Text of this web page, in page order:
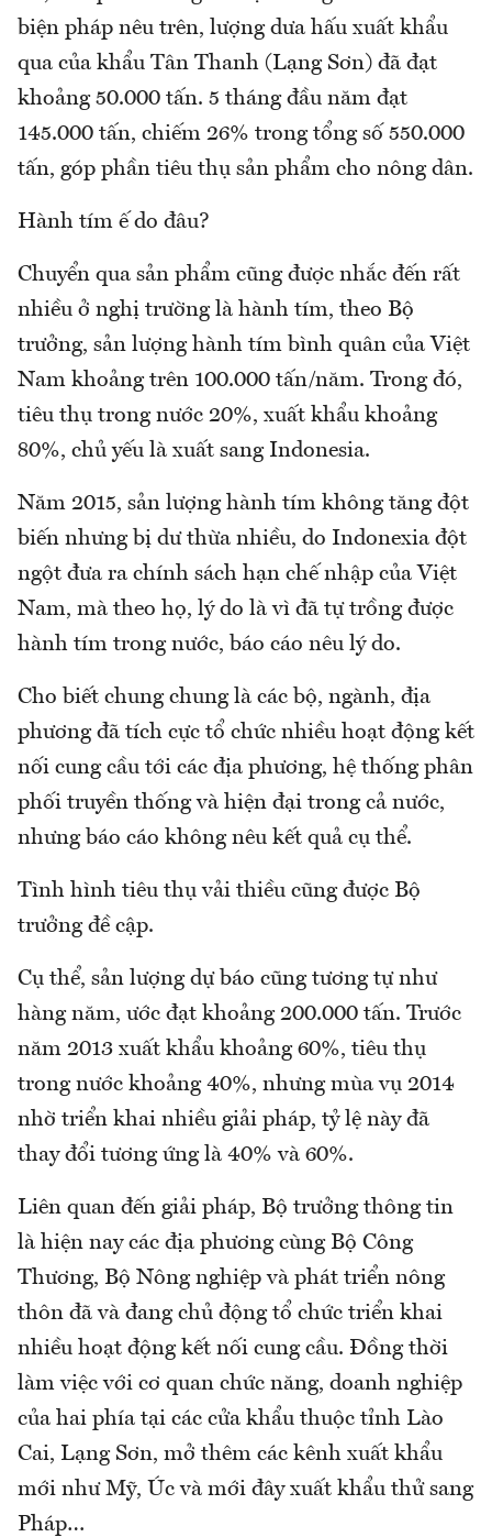
biện pháp nêu trên, lượng dưa hấu xuất khẩu
qua của khẩu Tân Thanh (Lạng Sơn) đã đạt
khoảng 50.000 tấn. 5 tháng đầu năm đạt
145.000 tấn, chiếm 26% trong tổng số 550.000
tấn, góp phần tiêu thụ sản phẩm cho nông dân.
Hành tím ế do đâu?
Chuyển qua sản phẩm cũng được nhắc đến rất
nhiều ở nghị trường là hành tím, theo Bộ
trưởng, sản lượng hành tím bình quân của Việt
Nam khoảng trên 100.000 tấn/năm. Trong đó,
tiêu thụ trong nước 20%, xuất khẩu khoảng
80%, chủ yếu là xuất sang Indonesia.
Năm 2015, sản lượng hành tím không tăng đột
biến nhưng bị dư thừa nhiều, do Indonexia đột
ngột đưa ra chính sách hạn chế nhập của Việt
Nam, mà theo họ, lý do là vì đã tự trồng được
hành tím trong nước, báo cáo nêu lý do.
Cho biết chung chung là các bộ, ngành, địa
phương đã tích cực tổ chức nhiều hoạt động kết
nối cung cầu tới các địa phương, hệ thống phân
phối truyền thống và hiện đại trong cả nước,
nhưng báo cáo không nêu kết quả cụ thể.
Tình hình tiêu thụ vải thiều cũng được Bộ
trưởng đề cập.
Cụ thể, sản lượng dự báo cũng tương tự như
hàng năm, ước đạt khoảng 200.000 tấn. Trước
năm 2013 xuất khẩu khoảng 60%, tiêu thụ
trong nước khoảng 40%, nhưng mùa vụ 2014
nhờ triển khai nhiều giải pháp, tỷ lệ này đã
thay đổi tương ứng là 40% và 60%.
Liên quan đến giải pháp, Bộ trưởng thông tin
là hiện nay các địa phương cùng Bộ Công
Thương, Bộ Nông nghiệp và phát triển nông
thôn đã và đang chủ động tổ chức triển khai
nhiều hoạt động kết nối cung cầu. Đồng thời
làm việc với cơ quan chức năng, doanh nghiệp
của hai phía tại các cửa khẩu thuộc tỉnh Lào
Cai, Lạng Sơn, mở thêm các kênh xuất khẩu
mới như Mỹ, Úc và mới đây xuất khẩu thử sang
Pháp…